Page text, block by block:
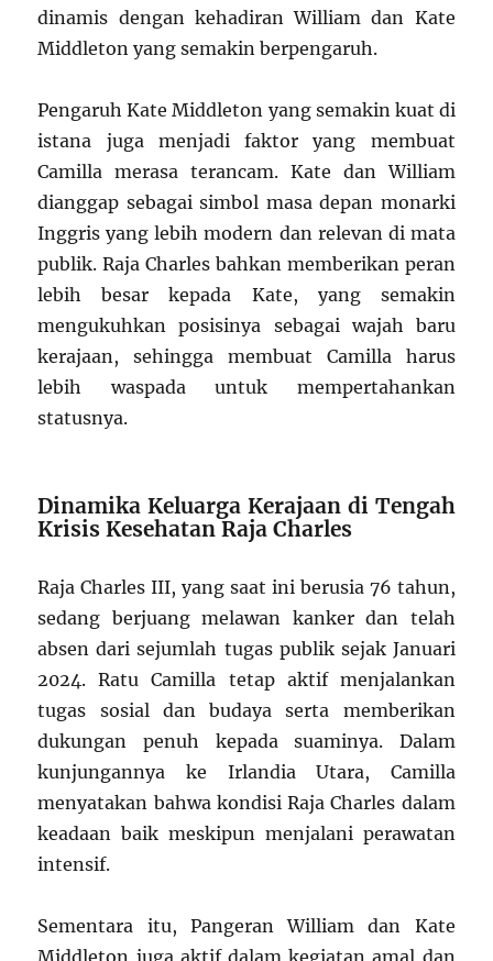
dinamis dengan kehadiran William dan Kate
Middleton yang semakin berpengaruh.
Pengaruh Kate Middleton yang semakin kuat di
istana juga menjadi faktor yang membuat
Camilla merasa terancam. Kate dan William
dianggap sebagai simbol masa depan monarki
Inggris yang lebih modern dan relevan di mata
publik. Raja Charles bahkan memberikan peran
lebih besar kepada Kate, yang semakin
mengukuhkan posisinya sebagai wajah baru
kerajaan, sehingga membuat Camilla harus
lebih waspada untuk mempertahankan
statusnya.
Dinamika Keluarga Kerajaan di Tengah
Krisis Kesehatan Raja Charles
Raja Charles III, yang saat ini berusia 76 tahun,
sedang berjuang melawan kanker dan telah
absen dari sejumlah tugas publik sejak Januari
2024. Ratu Camilla tetap aktif menjalankan
tugas sosial dan budaya serta memberikan
dukungan penuh kepada suaminya. Dalam
kunjungannya ke Irlandia Utara, Camilla
menyatakan bahwa kondisi Raja Charles dalam
keadaan baik meskipun menjalani perawatan
intensif.
Sementara itu, Pangeran William dan Kate